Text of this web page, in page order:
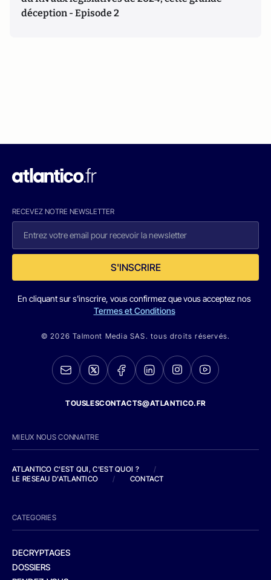
déception - Episode 2
RECEVEZ NOTRE NEWSLETTER
S'INSCRIRE
En cliquant sur s'inscrire, vous confirmez que vous acceptez nos
Termes et Conditions
© 2026 Talmont Media SAS. tous droits réservés.
TOUSLESCONTACTS@ATLANTICO.FR
MIEUX NOUS CONNAITRE
ATLANTICO C'EST QUI, C'EST QUOI ?
/
LE RESEAU D'ATLANTICO
/ CONTACT
CATEGORIES
DECRYPTAGES
DOSSIERS